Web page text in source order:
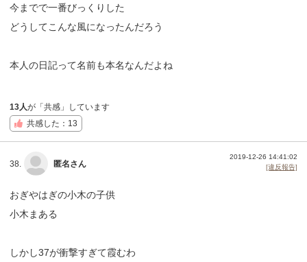
今までで一番びっくりした
どうしてこんな風になったんだろう
本人の日記って名前も本名なんだよね
13人が「共感」しています
共感した：13
38. 匿名さん
2019-12-26 14:41:02
[違反報告]
おぎやはぎの小木の子供
小木まある
しかし37が衝撃すぎて霞むわ